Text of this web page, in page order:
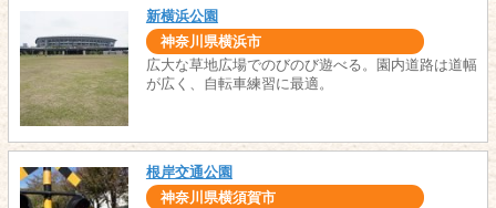
新横浜公園
神奈川県横浜市
広大な草地広場でのびのび遊べる。園内道路は道幅
が広く、自転車練習に最適。
根岸交通公園
神奈川県横須賀市